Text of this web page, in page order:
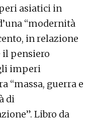
asiatici in
“modernità
in relazione
il pensiero
imperi
“massa, guerra e
di
Libro da